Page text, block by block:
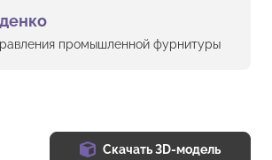
промышленной фурнитуры
Скачать 3D-модель